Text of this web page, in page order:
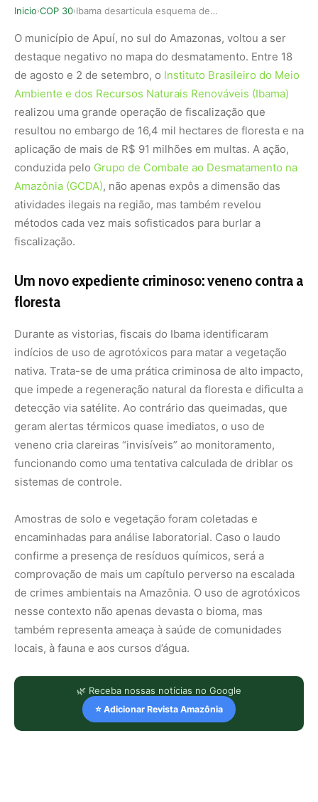
Inicio›COP 30› Ibama desarticula esquema de desmatamento ilega…
O município de Apuí, no sul do Amazonas, voltou a ser
destaque negativo no mapa do desmatamento. Entre 18
de agosto e 2 de setembro, o Instituto Brasileiro do Meio
Ambiente e dos Recursos Naturais Renováveis (Ibama)
realizou uma grande operação de fiscalização que
resultou no embargo de 16,4 mil hectares de floresta e na
aplicação de mais de R$ 91 milhões em multas. A ação,
conduzida pelo Grupo de Combate ao Desmatamento na
Amazônia (GCDA), não apenas expôs a dimensão das
atividades ilegais na região, mas também revelou
métodos cada vez mais sofisticados para burlar a
fiscalização.
Um novo expediente criminoso: veneno contra a
floresta
Durante as vistorias, fiscais do Ibama identificaram
indícios de uso de agrotóxicos para matar a vegetação
nativa. Trata-se de uma prática criminosa de alto impacto,
que impede a regeneração natural da floresta e dificulta a
detecção via satélite. Ao contrário das queimadas, que
geram alertas térmicos quase imediatos, o uso de
veneno cria clareiras “invisíveis” ao monitoramento,
funcionando como uma tentativa calculada de driblar os
sistemas de controle.
Amostras de solo e vegetação foram coletadas e
encaminhadas para análise laboratorial. Caso o laudo
confirme a presença de resíduos químicos, será a
comprovação de mais um capítulo perverso na escalada
de crimes ambientais na Amazônia. O uso de agrotóxicos
nesse contexto não apenas devasta o bioma, mas
também representa ameaça à saúde de comunidades
locais, à fauna e aos cursos d’água.
🌿 Receba nossas notícias no Google
⭐ Adicionar Revista Amazônia